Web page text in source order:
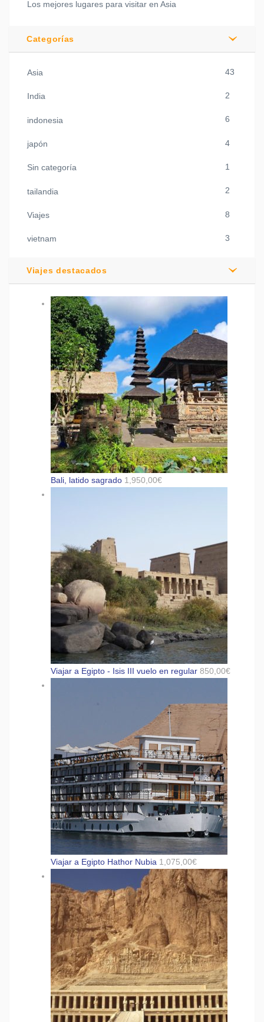
Los mejores lugares para visitar en Asia
Categorías
Asia 43
India 2
indonesia 6
japón 4
Sin categoría 1
tailandia 2
Viajes 8
vietnam 3
Viajes destacados
Bali, latido sagrado 1,950,00€
Viajar a Egipto - Isis III vuelo en regular 850,00€
Viajar a Egipto Hathor Nubia 1,075,00€